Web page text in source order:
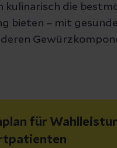
kulinarisch die
bieten – mit
für